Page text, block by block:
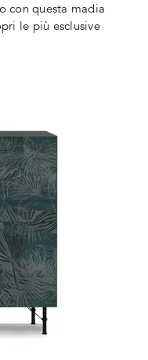
con questa madia
le più esclusive